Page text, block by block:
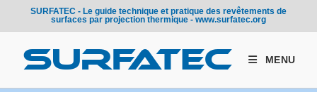
SURFATEC - Le guide technique et pratique des revêtements de
surfaces par projection thermique - www.surfatec.org
MENU